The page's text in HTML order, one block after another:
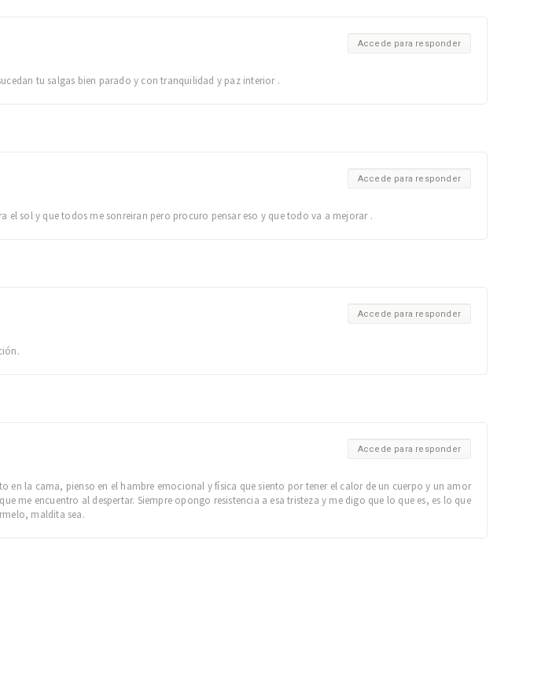
Accede para responder
tu salgas bien parado y con tranquilidad y paz interior .
Accede para responder
el sol y que todos me sonreiran pero procuro pensar eso y que todo va a mejorar .
Accede para responder
Accede para responder
en la cama, pienso en el hambre emocional y física que siento por tener el calor de un cuerpo y un amor
me encuentro al despertar. Siempre opongo resistencia a esa tristeza y me digo que lo que es, es lo que
maldita sea.